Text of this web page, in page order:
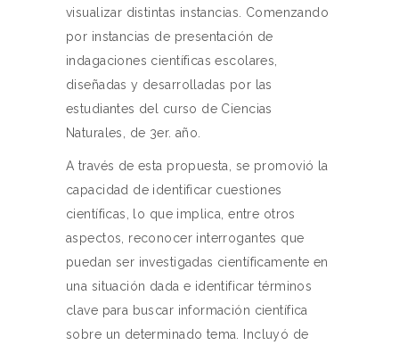
visualizar distintas instancias. Comenzando
por instancias de presentación de
indagaciones científicas escolares,
diseñadas y desarrolladas por las
estudiantes del curso de Ciencias
Naturales, de 3er. año.
A través de esta propuesta, se promovió la
capacidad de identificar cuestiones
científicas, lo que implica, entre otros
aspectos, reconocer interrogantes que
puedan ser investigadas científicamente en
una situación dada e identificar términos
clave para buscar información científica
sobre un determinado tema. Incluyó de